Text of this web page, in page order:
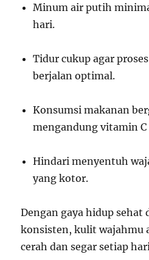
Minum air putih
hari.
Tidur cukup agar
berjalan optimal.
Konsumsi makanan
mengandung vitamin C
Hindari menyentuh
yang kotor.
Dengan gaya hidup sehat
konsisten, kulit wajahmu
cerah dan segar setiap